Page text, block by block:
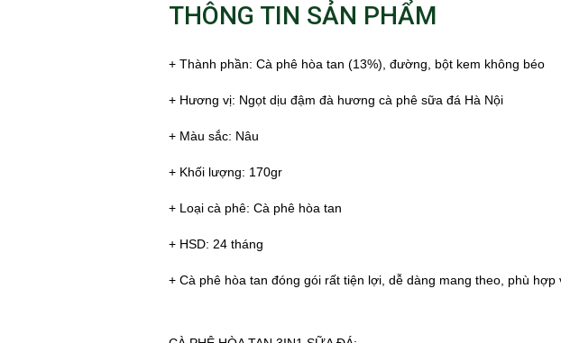
THÔNG TIN SẢN PHẨM
+ Thành phần: Cà phê hòa tan (13%), đường, bột kem không béo
+ Hương vị: Ngọt dịu đậm đà hương cà phê sữa đá Hà Nội
+ Màu sắc: Nâu
+ Khối lượng: 170gr
+ Loại cà phê: Cà phê hòa tan
+ HSD: 24 tháng
+ Cà phê hòa tan đóng gói rất tiện lợi, dễ dàng mang theo, phù